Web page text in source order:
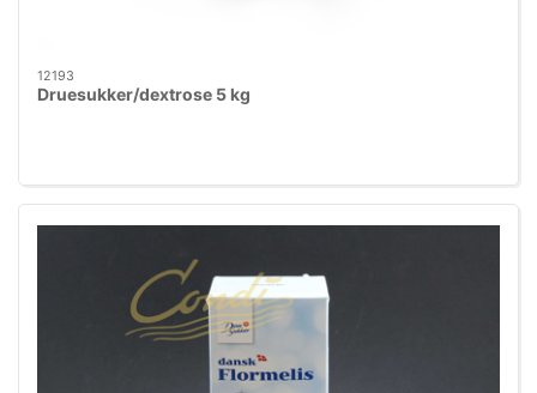
12193
Druesukker/dextrose 5 kg